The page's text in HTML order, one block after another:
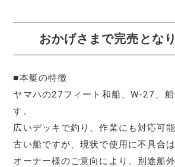
おかげさまで完売とな
■本艇の特徴
ヤマハの27フィート和船、W-27、
す。
広いデッキで釣り、作業にも対応可能
古い船ですが、現状で使用に不具合は
オーナー様のご意向により、別途船